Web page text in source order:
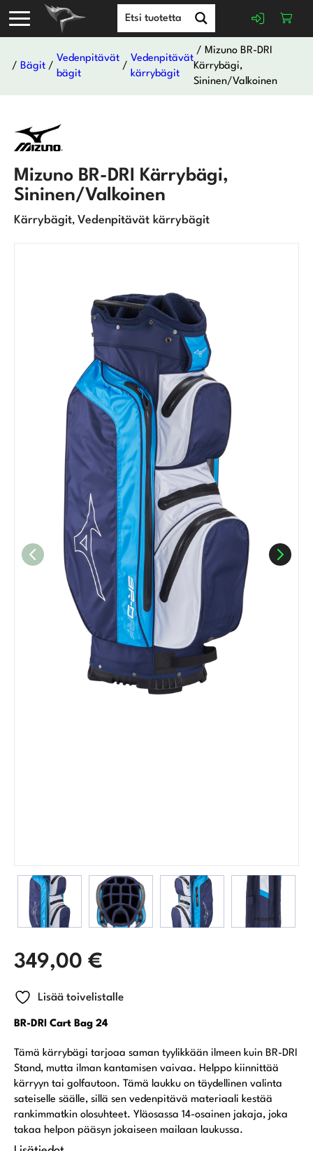
/Bägit /
Vedenpitävät
bägit
/
Vedenpitävät
kärrybägit
/ Mizuno BR-DRI
Kärrybägi,
Sininen/Valkoinen
Mizuno BR-DRI Kärrybägi,
Sininen/Valkoinen
Kärrybägit, Vedenpitävät kärrybägit
349,00 €
Lisää toivelistalle
BR-DRI Cart Bag 24
Tämä kärrybägi tarjoaa saman tyylikkään ilmeen kuin BR-DRI
Stand, mutta ilman kantamisen vaivaa. Helppo kiinnittää
kärryyn tai golfautoon. Tämä laukku on täydellinen valinta
sateiselle säälle, sillä sen vedenpitävä materiaali kestää
rankimmatkin olosuhteet. Yläosassa 14-osainen jakaja, joka
takaa helpon pääsyn jokaiseen mailaan laukussa.